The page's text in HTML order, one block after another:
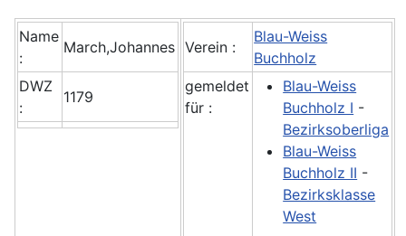
Name
:
March,Johannes
DWZ
:
1179
Verein :
Blau-Weiss
Buchholz
gemeldet
für :
Blau-Weiss
Buchholz I -
Bezirksoberliga
Blau-Weiss
Buchholz II -
Bezirksklasse
West